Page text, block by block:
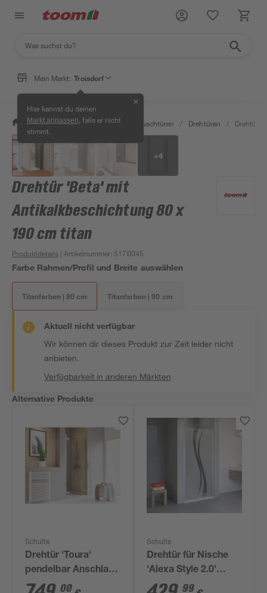
Mein Markt: Troisdorf
Hier kannst du deinen
Markt anpassen , falls er nicht
stimmt.
✕
/ Bad & Sanitär / Duschen Duschtüren / Drehtüren / Drehtür
+4
Drehtür 'Beta' mit
Antikalkbeschichtung 80 x
190 cm titan
Produktdetails | Artikelnummer: 5170045
Farbe Rahmen/Profil und Breite auswählen
Titanfarben | 80 cm Titanfarben | 90 cm
Aktuell nicht verfügbar
Wir können dir dieses Produkt zur Zeit leider nicht
anbieten.
Verfügbarkeit in anderen Märkten
Alternative Produkte
Schulte
Drehtür 'Toura'
pendelbar Anschlag
links 100 cm
00
Schulte
Drehtür für Nische
'Alexa Style 2.0'
teilgerahmt, Liane-
99